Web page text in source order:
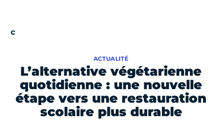
L’alternative végétarienne
quotidienne : une nouvelle
étape vers une restauration
scolaire plus durable
ACTUALITÉ